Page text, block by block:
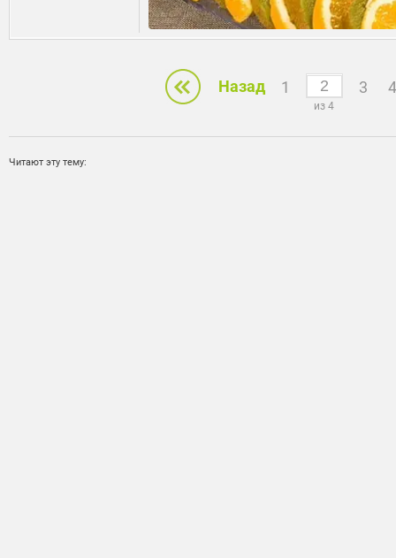
Назад 1
из 4
3 4
Читают эту тему: